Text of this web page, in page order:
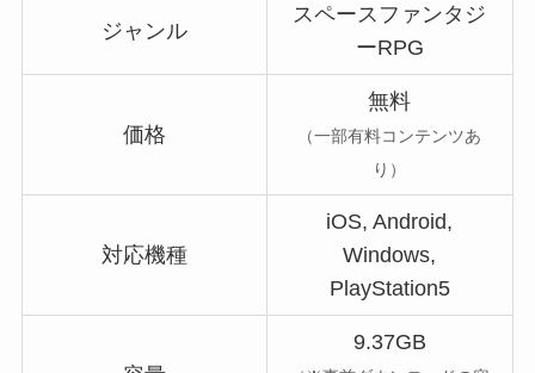
ジャンル
スペースファンタジ
ーRPG
価格
無料
（一部有料コンテンツあ
り）
対応機種
iOS, Android,
Windows,
PlayStation5
9.37GB